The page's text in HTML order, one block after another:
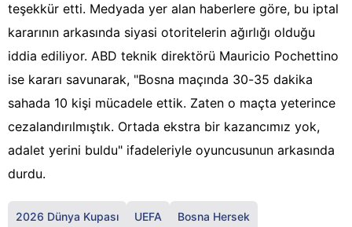
teşekkür etti. Medyada yer alan haberlere göre, bu iptal
kararının arkasında siyasi otoritelerin ağırlığı olduğu
iddia ediliyor. ABD teknik direktörü Mauricio Pochettino
ise kararı savunarak, "Bosna maçında 30-35 dakika
sahada 10 kişi mücadele ettik. Zaten o maçta yeterince
cezalandırılmıştık. Ortada ekstra bir kazancımız yok,
adalet yerini buldu" ifadeleriyle oyuncusunun arkasında
durdu.
2026 Dünya Kupası UEFA Bosna Hersek